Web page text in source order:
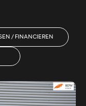
/ FINANCIEREN